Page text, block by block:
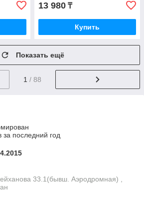
13 980 ₸
Купить
Показать ещё
1 / 88
последний год
33.1(бывш. Аэродромная) ,